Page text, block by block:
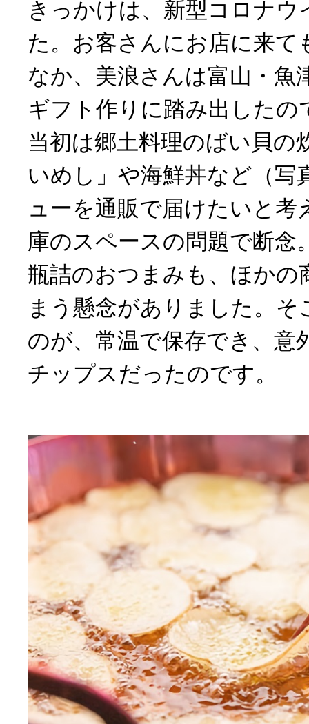
きっかけは、新型コロナ
た。お客さんにお店に来て
なか、美浪さんは富山・魚
ギフト作りに踏み出したの
当初は郷土料理のばい貝の
いめし」や海鮮丼など（写
ューを通販で届けたいと考
庫のスペースの問題で断念
瓶詰のおつまみも、ほかの
まう懸念がありました。
のが、常温で保存でき、意
チップスだったのです。